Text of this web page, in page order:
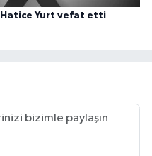
Hatice Yurt vefat etti